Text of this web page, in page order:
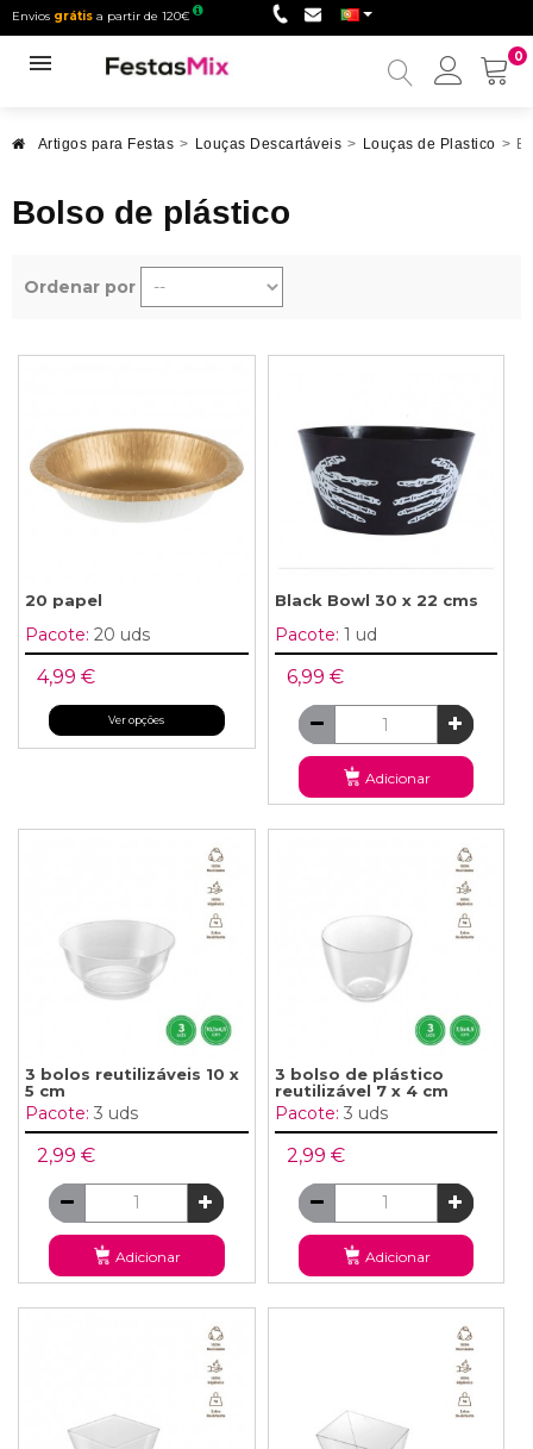
Envios grátis a partir de 120€
0
Minha
Artigos para Festas > Louças Descartáveis > Louças de Plastico >
Bolso de plástico
Ordenar por
20 papel
Pacote: 20 uds
4,99 €
Ver opções
Black Bowl 30 x 22 cms
Pacote: 1 ud
6,99 €
Adicionar
3 bolos reutilizáveis ​​10 x
5 cm
Pacote: 3 uds
2,99 €
Adicionar
3 bolso de plástico
reutilizável 7 x 4 cm
Pacote: 3 uds
2,99 €
Adicionar